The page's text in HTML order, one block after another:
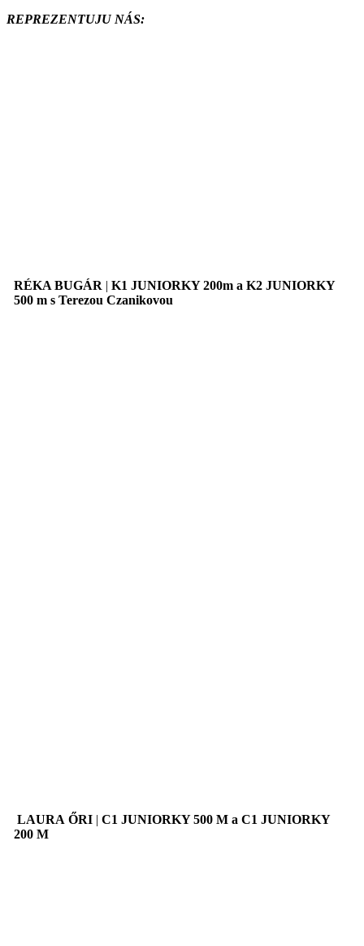
REPREZENTUJU NÁS:
RÉKA BUGÁR | K1 JUNIORKY 200m a K2 JUNIORKY
500 m s Terezou Czanikovou
LAURA ŐRI| C1 JUNIORKY 500 M a C1 JUNIORKY
200 M